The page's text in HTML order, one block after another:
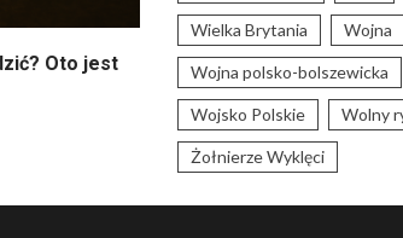
Oto jest
Wielka Brytania Wojna
Wojna polsko-bolszewicka
Wojsko Polskie Wolny
Żołnierze Wyklęci